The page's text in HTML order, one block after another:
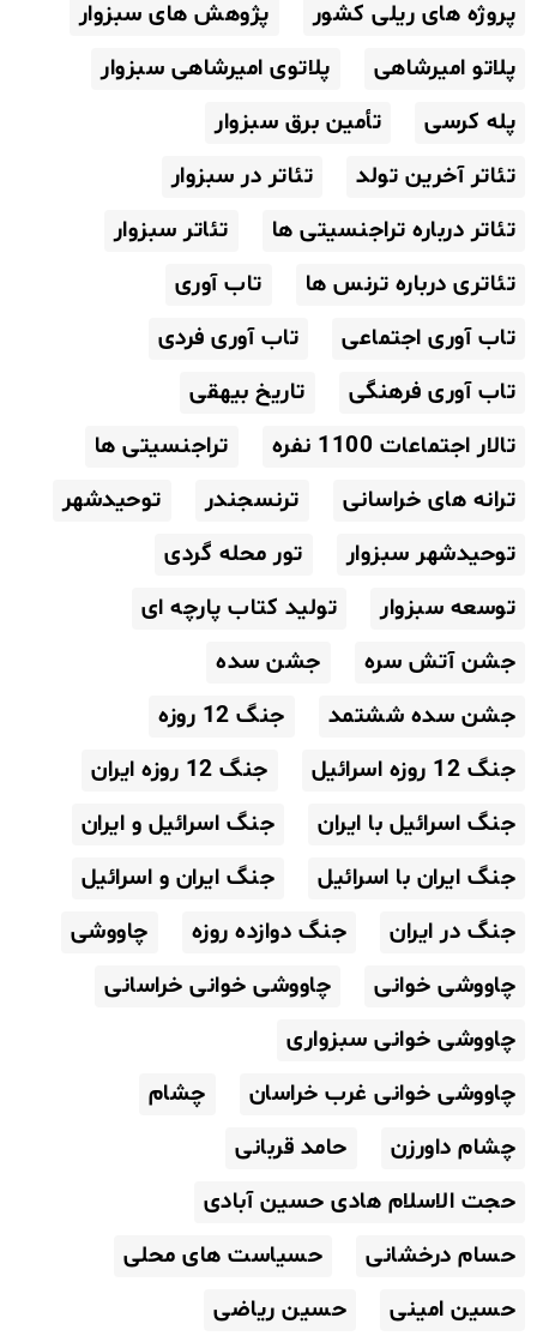
پروژه های ریلی کشور
پژوهش های سبزوار
پلاتو امیرشاهی
پلاتوی امیرشاهی سبزوار
پله کرسی
تأمین برق سبزوار
تئاتر آخرین تولد
تئاتر در سبزوار
تئاتر درباره تراجنسیتی ها
تئاتر سبزوار
تئاتری درباره ترنس ها
تاب آوری
تاب آوری اجتماعی
تاب آوری فردی
تاب آوری فرهنگی
تاریخ بیهقی
تالار اجتماعات 1100 نفره
تراجنسیتی ها
ترانه های خراسانی
ترنسجندر
توحیدشهر
توحیدشهر سبزوار
تور محله گردی
توسعه سبزوار
تولید کتاب پارچه ای
جشن آتش سره
جشن سده
جشن سده ششتمد
جنگ 12 روزه
جنگ 12 روزه اسرائیل
جنگ 12 روزه ایران
جنگ اسرائیل با ایران
جنگ اسرائیل و ایران
جنگ ایران با اسرائیل
جنگ ایران و اسرائیل
جنگ در ایران
جنگ دوازده روزه
چاووشی
چاووشی خوانی
چاووشی خوانی خراسانی
چاووشی خوانی سبزواری
چاووشی خوانی غرب خراسان
چشام
چشام داورزن
حامد قربانی
حجت الاسلام هادی حسین آبادی
حسام درخشانی
حسیاست های محلی
حسین امینی
حسین ریاضی